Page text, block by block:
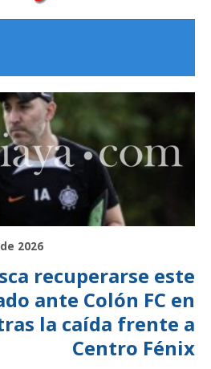
2026
recuperarse este
ante Colón FC en
la caída frente a
Centro Fénix